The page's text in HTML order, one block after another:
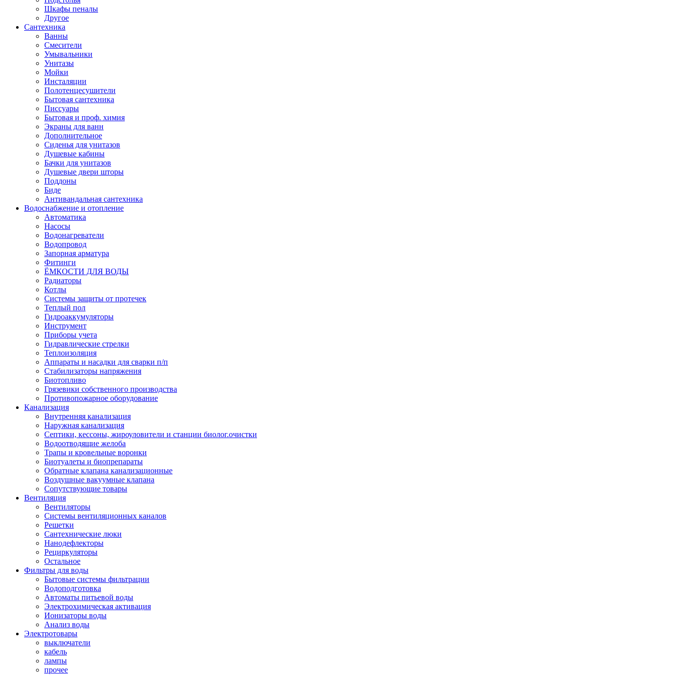
Шкафы пеналы
Другое
Сантехника
Ванны
Смесители
Умывальники
Унитазы
Мойки
Инсталяции
Полотенцесушители
Бытовая сантехника
Писсуары
Бытовая и проф. химия
Экраны для ванн
Дополнительное
Сиденья для унитазов
Душевые кабины
Бачки для унитазов
Душевые двери шторы
Поддоны
Биде
Антивандальная сантехника
Водоснабжение и отопление
Автоматика
Насосы
Водонагреватели
Водопровод
Запорная арматура
Фитинги
ЁМКОСТИ ДЛЯ ВОДЫ
Радиаторы
Котлы
Системы защиты от протечек
Теплый пол
Гидроаккумуляторы
Инструмент
Приборы учета
Гидравлические стрелки
Теплоизоляция
Аппараты и насадки для сварки п/п
Стабилизаторы напряжения
Биотопливо
Грязевики собственного производства
Противопожарное оборудование
Канализация
Внутренняя канализация
Наружная канализация
Септики, кессоны, жироуловители и станции биолог.очистки
Водоотводящие желоба
Трапы и кровельные воронки
Биотуалеты и биопрепараты
Обратные клапана канализационные
Воздушные вакуумные клапана
Сопутствующие товары
Вентиляция
Вентиляторы
Системы вентиляционных каналов
Решетки
Сантехнические люки
Нанодефлекторы
Рециркуляторы
Остальное
Фильтры для воды
Бытовые системы фильтрации
Водоподготовка
Автоматы питьевой воды
Электрохимическая активация
Ионизаторы воды
Анализ воды
Электротовары
выключатели
кабель
лампы
прочее